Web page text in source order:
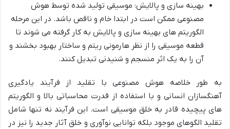
بهینه سازی و پالایش: موسیقی تولید شده توسط هوش
مصنوعی ممکن است در ابتدا خام و ناقص باشد. در این مرحله
الگوریتم های بهینه سازی و پالایش به کار گرفته می شوند تا
قطعه موسیقی را از نظر هارمونی ریتم و ساختار بهبود بخشند و
آن را به یک اثر منسجم و شنیدنی تبدیل کنند.
به طور خلاصه هوش مصنوعی با تقلید از فرآیند یادگیری
آهنگسازان انسانی و با استفاده از قدرت محاسباتی بالا و الگوریتم
های پیچیده قادر به خلق موسیقی است. این فرآیند نه تنها شامل
تقلید الگوهای موجود بلکه توانایی نوآوری و خلق آثار جدید را نیز در